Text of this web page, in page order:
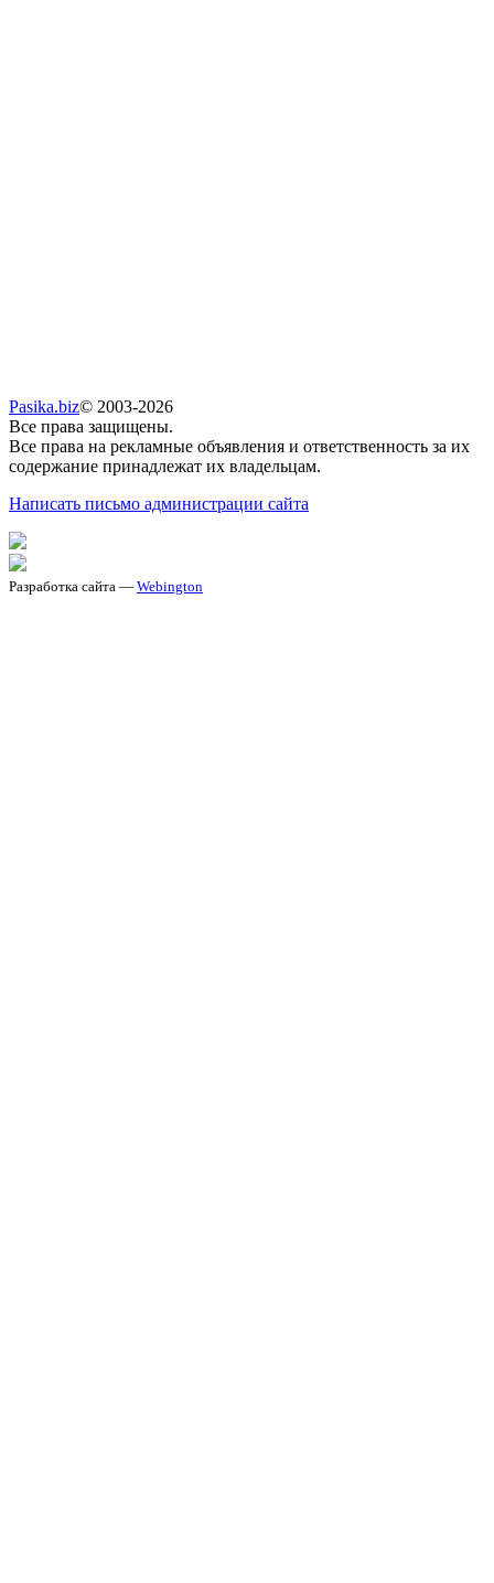
Pasika.biz© 2003-2026
Все права защищены.
Все права на рекламные объявления и ответственность за их
содержание принадлежат их владельцам.
Написать письмо администрации сайта
Разработка сайта — Webington